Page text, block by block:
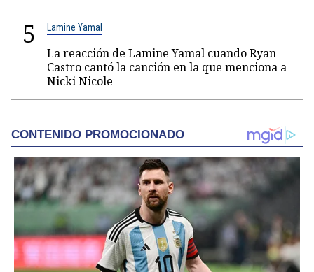
5 Lamine Yamal
La reacción de Lamine Yamal cuando Ryan
Castro cantó la canción en la que menciona a
Nicki Nicole